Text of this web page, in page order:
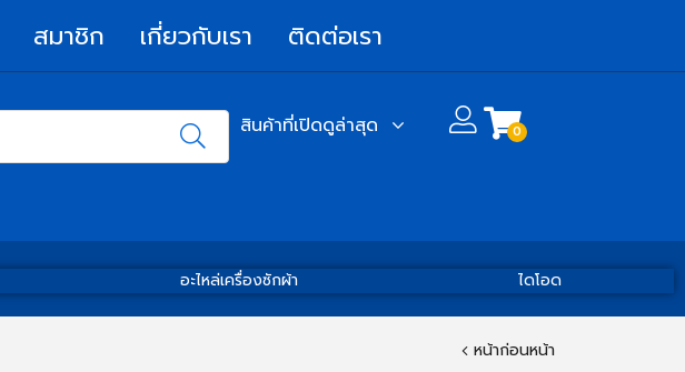
สมาชิก เกี่ยวกับเรา ติดต่อเรา
สินค้าที่เปิดดูล่าสุด 0
อะไหล่เครื่องซักผ้า ไดโอด
หน้าก่อนหน้า